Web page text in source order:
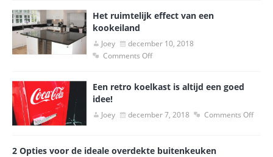
Het ruimtelijk effect van een
kookeiland
Joey
december 10, 2018
Comments Off
Een retro koelkast is altijd een goed
idee!
Joey december 7, 2018 Comments Off
2 Opties voor de ideale overdekte buitenkeuken